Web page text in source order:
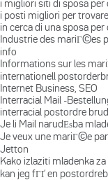
i migliori siti di sposa
i posti migliori per
in cerca di una sposa
Industrie des mariГ©es
info
Informations sur les
internationell
Internet Business, SEO
Interracial Mail -
interracial postordre brud
Je li Mail narudЕѕba
Je veux une mariГ©e
Jetton
Kako izlaziti mladenka
kan jeg fГҐ en